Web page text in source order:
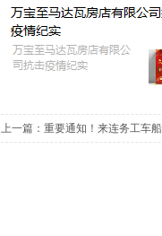
上一篇： 重要通知！来连务工车